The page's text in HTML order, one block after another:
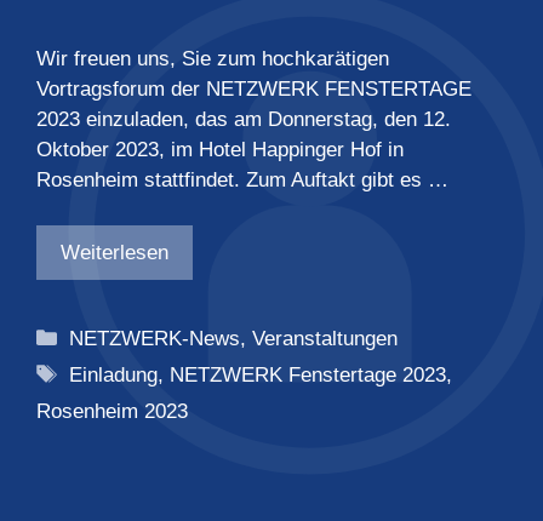
Wir freuen uns, Sie zum hochkarätigen
Vortragsforum der NETZWERK FENSTERTAGE
2023 einzuladen, das am Donnerstag, den 12.
Oktober 2023, im Hotel Happinger Hof in
Rosenheim stattfindet. Zum Auftakt gibt es …
Weiterlesen
Kategorien
NETZWERK-News,Veranstaltungen
Schlagwörter
Einladung, NETZWERK Fenstertage 2023,
Rosenheim 2023